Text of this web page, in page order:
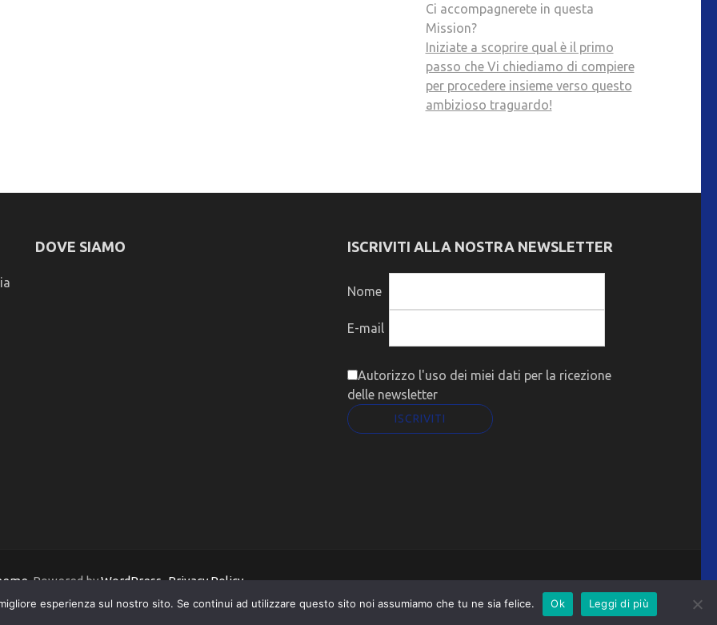
Ci accompagnerete in questa
Mission?
Iniziate a scoprire qual è il primo
passo che Vi chiediamo di compiere
per procedere insieme verso questo
ambizioso traguardo!
DOVE SIAMO ISCRIVITI ALLA NOSTRA NEWSLETTER
Nome
E-mail
Autorizzo l'uso dei miei dati per la ricezione
delle newsletter
. Powered byWordPress. Privacy Policy
esperienza sul nostro sito. Se continui ad utilizzare questo sito noi assumiamo che tu ne sia felice. Ok Leggi di più